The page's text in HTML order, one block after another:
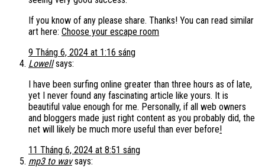
If you know of any please share. Thanks! You can read similar
art here: Choose your escape room
9 Tháng 6, 2024 at 1:16 sáng
Lowell says:
I have been surfing online greater than three hours as of late,
yet I never found any fascinating article like yours. It is
beautiful value enough for me. Personally, if all web owners
and bloggers made just right content as you probably did, the
net will likely be much more useful than ever before!
11 Tháng 6, 2024 at 8:51 sáng
mp3 to wav says: